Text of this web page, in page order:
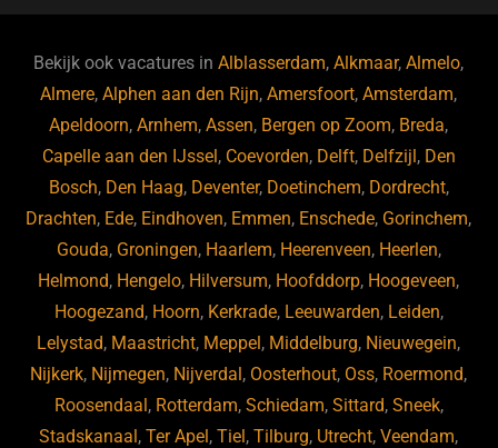
b
o
o
k
ky dI
n
Bekijk ook vacatures inAlblasserdam,Alkmaar,Almelo,
Almere,Alphen aan den Rijn,Amersfoort,Amsterdam,
Apeldoorn,Arnhem,Assen, Bergen op Zoom, Breda,
Capelle aan den IJssel , Coevorden, Delft, Delfzijl , Den
Bosch, Den Haag, Deventer, Doetinchem, Dordrecht,
Drachten, Ede, Eindhoven, Emmen, Enschede, Gorinchem,
Gouda, Groningen, Haarlem, Heerenveen, Heerlen,
Helmond, Hengelo, Hilversum, Hoofddorp, Hoogeveen,
Hoogezand, Hoorn, Kerkrade, Leeuwarden, Leiden,
Lelystad, Maastricht, Meppel , Middelburg, Nieuwegein,
Nijkerk, Nijmegen, Nijverdal , Oosterhout, Oss, Roermond,
Roosendaal , Rotterdam, Schiedam, Sittard, Sneek,
Stadskanaal ,Ter Apel ,Tiel ,Tilburg, Utrecht,Veendam,